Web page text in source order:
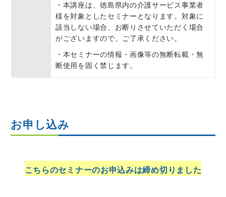
・本講座は、徳島県内の介護サービス事業者
様を対象としたセミナーとなります。対象に
該当しない場合、お断りさせていただく場合
がございますので、ご了承ください。
・本セミナーの情報・画像等の無断転載・無
断使⽤を固く禁じます。
お申し込み
こちらのセミナーのお申込みは締め切りました